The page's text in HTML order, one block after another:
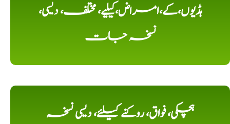
ہڈیوں،کے،امراض،کیلیے، مختلف، دیسی،
نسخہ جات
ہچکی، فواق، روکنے کیلئے، دیسی نسخہ